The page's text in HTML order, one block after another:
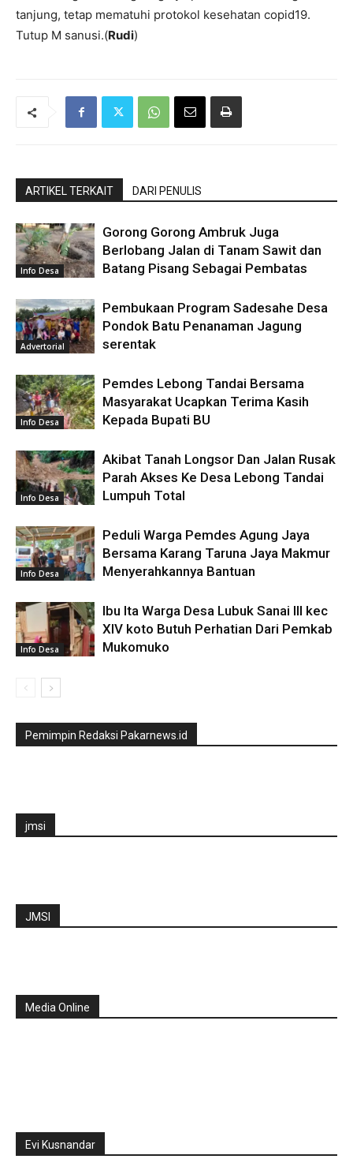
tanjung, tetap mematuhi protokol kesehatan copid19.
Tutup M sanusi.(Rudi)
ARTIKEL TERKAIT DARI PENULIS
Info Desa
Gorong Gorong Ambruk Juga
Berlobang Jalan di Tanam Sawit dan
Batang Pisang Sebagai Pembatas
Advertorial
Pembukaan Program Sadesahe Desa
Pondok Batu Penanaman Jagung
serentak
Info Desa
Pemdes Lebong Tandai Bersama
Masyarakat Ucapkan Terima Kasih
Kepada Bupati BU
Info Desa
Akibat Tanah Longsor Dan Jalan Rusak
Parah Akses Ke Desa Lebong Tandai
Lumpuh Total
Info Desa
Peduli Warga Pemdes Agung Jaya
Bersama Karang Taruna Jaya Makmur
Menyerahkannya Bantuan
Info Desa
Ibu Ita Warga Desa Lubuk Sanai lll kec
XIV koto Butuh Perhatian Dari Pemkab
Mukomuko
Pemimpin Redaksi Pakarnews.id
jmsi
JMSI
Media Online
Evi Kusnandar